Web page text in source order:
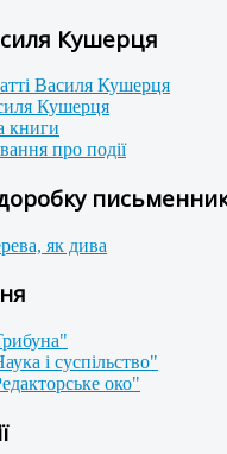
Кушерця
Василя Кушерця
Кушерця
книги
про події
як дива
і суспільство"
око"